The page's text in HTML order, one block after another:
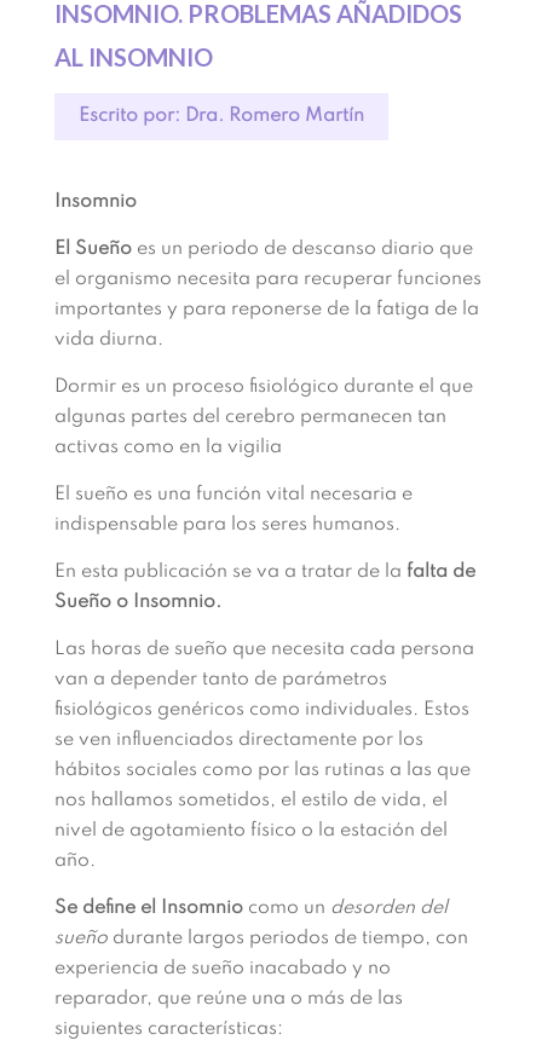
INSOMNIO. PROBLEMAS AÑADIDOS
AL INSOMNIO
Escrito por: Dra. Romero Martín
Insomnio
El Sueñoes un periodo de descanso diario que
el organismo necesita para recuperar funciones
importantes y para reponerse de la fatiga de la
vida diurna.
Dormir es un proceso fisiológico durante el que
algunas partes del cerebro permanecen tan
activas como en la vigilia
El sueño es una función vital necesaria e
indispensable para los seres humanos.
En esta publicación se va a tratar de la falta de
Sueño o Insomnio.
Las horas de sueño que necesita cada persona
van a depender tanto de parámetros
fisiológicos genéricos como individuales. Estos
se ven influenciados directamente por los
hábitos sociales como por las rutinas a las que
nos hallamos sometidos, el estilo de vida, el
nivel de agotamiento físico o la estación del
año.
Se define el Insomniocomo un desorden del
sueñodurante largos periodos de tiempo, con
experiencia de sueño inacabado y no
reparador, que reúne una o más de las
siguientes características: